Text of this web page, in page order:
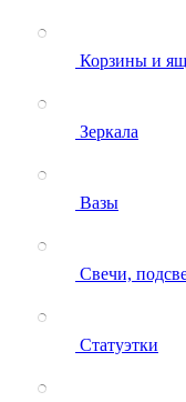
Корзины и
Зеркала
Вазы
Свечи,
Статуэтки